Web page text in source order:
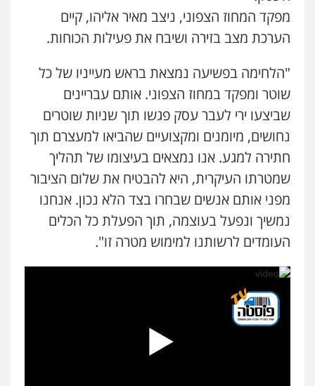
עו"ד פאדי זועבי
פלילי פשיעה חמורה סמים עורכי דין לענייני
0506984757
פשיעה חמורה כלכלי פלילי מעצרים
וחקירות עורכי דין לענייני אסירים
0502181995
עו"ד גיורא זילברשטיין
פלילי פשיעה חמורה מעצרים וחקירות
0505212444
גיל פרידמן – משרד עו"ד
עורך דין פלילי רובי גלבוע
מפקד המחוז הצפוני, ניצב מאיר אליהו, קיים
הערכת מצב בזירה ושיבח את פעילות הכוחות.
"הלחימה בפשיעה נמצאת בראש מעייניו של כל
שוטר ומפקד במחוז הצפוני. אותם עבריינים
שביצעו ירי לעבר עסק פגשו תוך שניות שוטרים
נחושים, מיומנים ומקצועיים שהביאו למעצרם תוך
חתירה למגע. אנו נמצאים בעיצומו של תהליך
שמטרתו העיקרית, היא להבטיח את שלום הציבור
מפני אותם אנשים שבחרו בצד הלא נכון. אנחנו
נמשיך ונפעל בעוצמה, תוך הפעלת כל הכלים
העומדים לרשותנו למימוש מטרה זו".